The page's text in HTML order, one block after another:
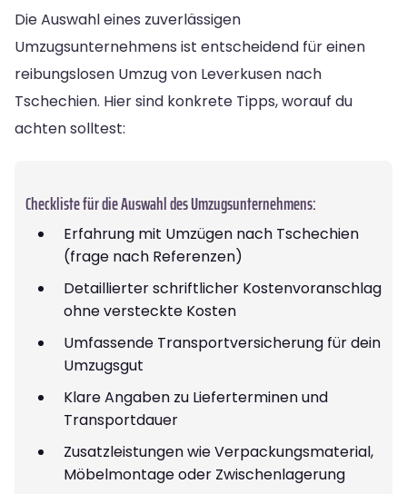
Die Auswahl eines zuverlässigen
Umzugsunternehmens ist entscheidend für einen
reibungslosen Umzug von Leverkusen nach
Tschechien. Hier sind konkrete Tipps, worauf du
achten solltest:
Checkliste für die Auswahl des Umzugsunternehmens:
Erfahrung mit Umzügen nach Tschechien
(frage nach Referenzen)
Detaillierter schriftlicher Kostenvoranschlag
ohne versteckte Kosten
Umfassende Transportversicherung für dein
Umzugsgut
Klare Angaben zu Lieferterminen und
Transportdauer
Zusatzleistungen wie Verpackungsmaterial,
Möbelmontage oder Zwischenlagerung